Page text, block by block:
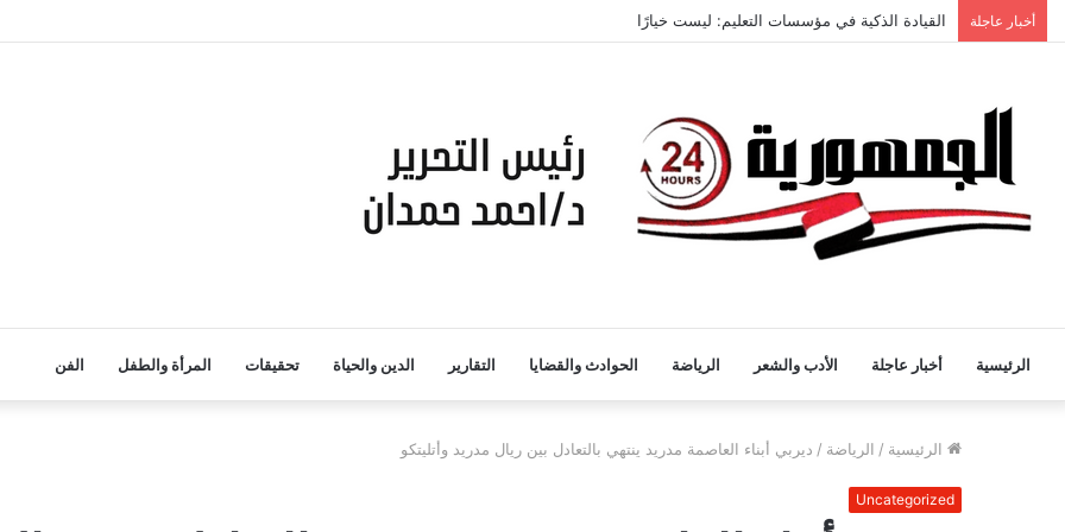
أخبار عاجلة
الرئيسية أخبار عاجلة الأدب والشعر الرياضة الحوادث والقضايا التقارير الدين والحياة تحقيقات المرأة والطفل الفن
الرئيسية / الرياضة / ديربي أبناء العاصمة مدريد ينتهي بالتعادل بين ريال مدريد وأتليتكو
Uncategorized